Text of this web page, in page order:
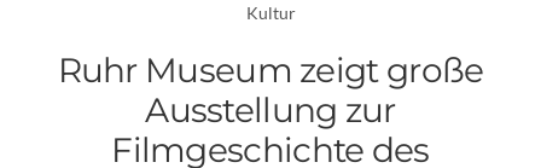
Kultur
Ruhr Museum zeigt große
Ausstellung zur
Filmgeschichte des